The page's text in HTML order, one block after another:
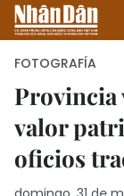
FOTOGRAFÍA
Provincia
valor
oficios